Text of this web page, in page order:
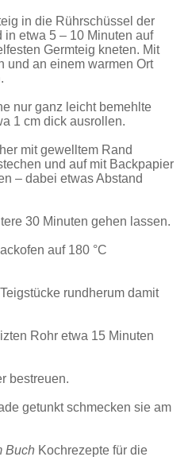
in die Rührschüssel der
etwa 5 – 10 Minuten auf
Germteig kneten. Mit
und an einem warmen Ort
nur ganz leicht bemehlte
1 cm dick ausrollen.
mit gewelltem Rand
und auf mit Backpapier
– dabei etwas Abstand
30 Minuten gehen lassen.
auf 180 °C
rundherum damit
Rohr etwa 15 Minuten
bestreuen.
getunkt schmecken sie am
Buch Kochrezepte für die